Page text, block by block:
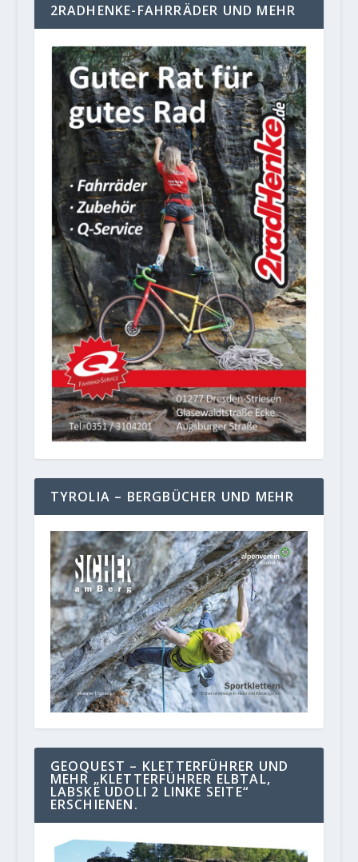
2RADHENKE-FAHRRÄDER UND MEHR
TYROLIA – BERGBÜCHER UND MEHR
GEOQUEST – KLETTERFÜHRER UND
MEHR „KLETTERFÜHRER ELBTAL,
LABSKE UDOLI 2 LINKE SEITE“
ERSCHIENEN.